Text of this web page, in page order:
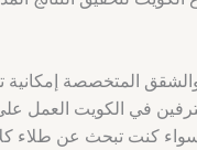
المتخصصة إمكانية
في الكويت العمل
كنت تبحث عن طلاء